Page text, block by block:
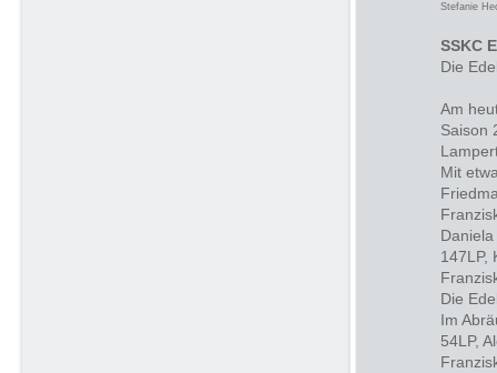
Stefanie
SSKC
Die
Am
Saison
Mit
147LP,
Die
Im
54LP,